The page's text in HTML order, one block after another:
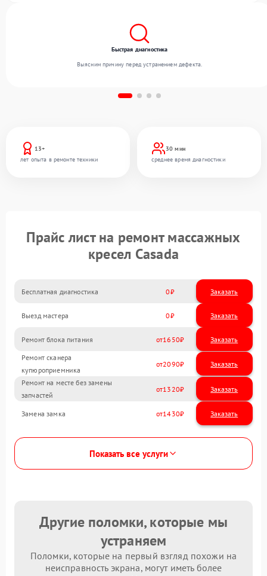
13+
лет опыта в ремонте техники
30 мин
среднее время диагностики
Быстрая диагностика
Выясним причину перед устранением дефекта.
Прайс лист на ремонт массажных
кресел Casada
Бесплатная диагностика 0 Заказать
Выезд мастера 0 Заказать
Ремонт блока питания 1650
Ремонт сканера
купюроприемника
2090
Ремонт на месте без замены
запчастей
1320
Замена замка 1430
Показать все услуги
Другие поломки, которые мы
устраняем
Поломки, которые на первый взгляд похожи на
неисправность экрана, могут иметь более